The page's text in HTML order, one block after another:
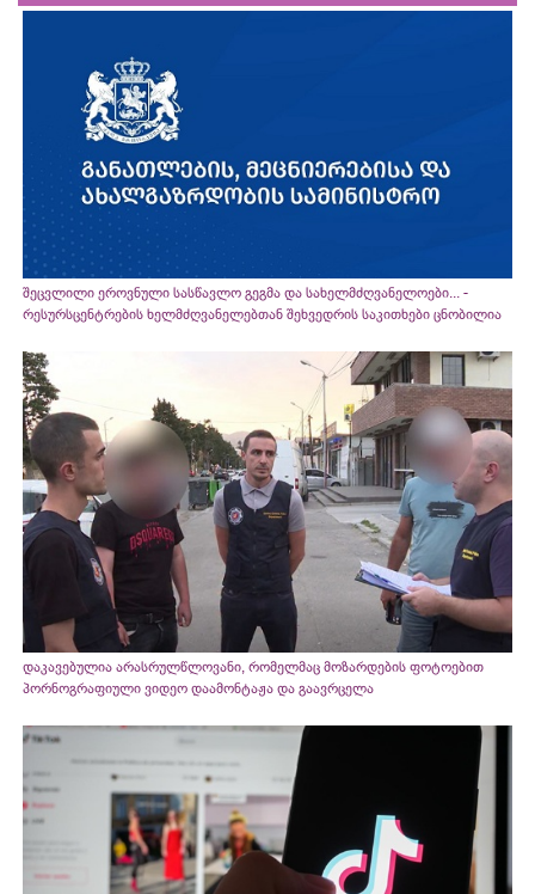
შეცვლილი ეროვნული სასწავლო გეგმა და სახელმძღვანელოები... -
რესურსცენტრების ხელმძღვანელებთან შეხვედრის საკითხები ცნობილია
დაკავებულია არასრულწლოვანი, რომელმაც მოზარდების ფოტოებით
პორნოგრაფიული ვიდეო დაამონტაჟა და გაავრცელა